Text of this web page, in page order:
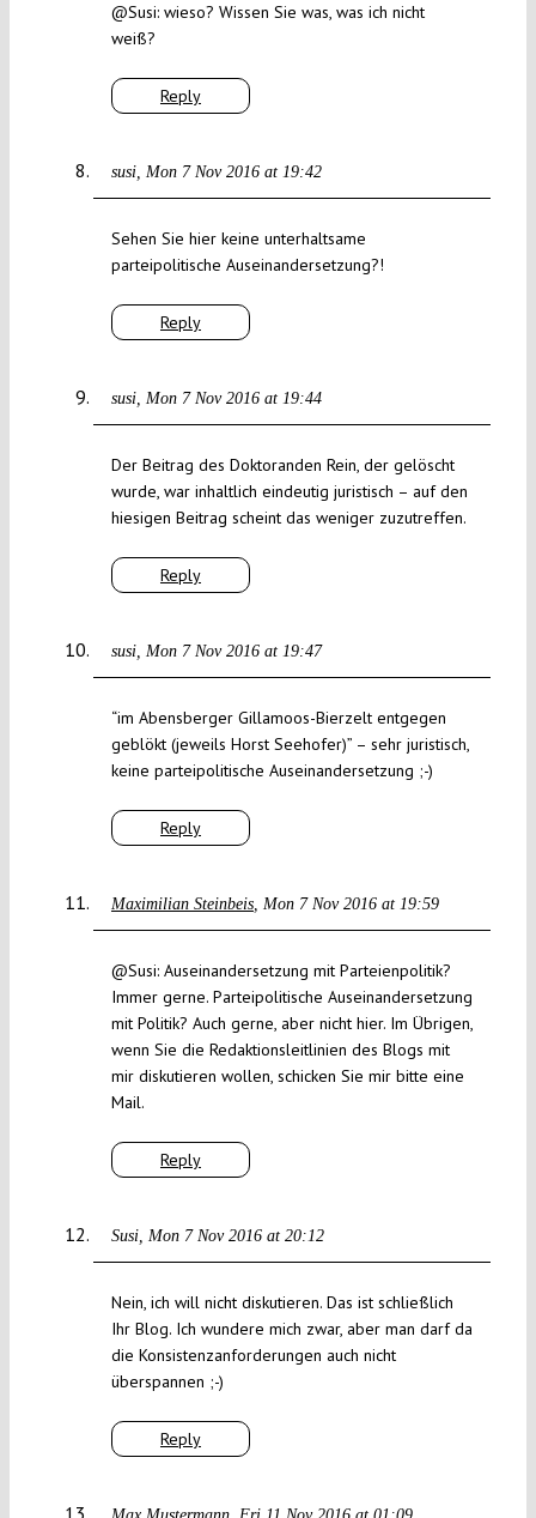
Reply
@Susi: wieso? Wissen Sie was, was ich nicht
weiß?
susi Mon 7 Nov 2016 at 19:42
Reply
Sehen Sie hier keine unterhaltsame
parteipolitische Auseinandersetzung?!
susi Mon 7 Nov 2016 at 19:44
Reply
Der Beitrag des Doktoranden Rein, der gelöscht
wurde, war inhaltlich eindeutig juristisch – auf den
hiesigen Beitrag scheint das weniger zuzutreffen.
susi Mon 7 Nov 2016 at 19:47
Reply
“im Abensberger Gillamoos-Bierzelt entgegen
geblökt (jeweils Horst Seehofer)” – sehr juristisch,
keine parteipolitische Auseinandersetzung ;-)
Maximilian Steinbeis Mon 7 Nov 2016 at 19:59
Reply
@Susi: Auseinandersetzung mit Parteienpolitik?
Immer gerne. Parteipolitische Auseinandersetzung
mit Politik? Auch gerne, aber nicht hier. Im Übrigen,
wenn Sie die Redaktionsleitlinien des Blogs mit
mir diskutieren wollen, schicken Sie mir bitte eine
Mail.
Susi Mon 7 Nov 2016 at 20:12
Reply
Nein, ich will nicht diskutieren. Das ist schließlich
Ihr Blog. Ich wundere mich zwar, aber man darf da
die Konsistenzanforderungen auch nicht
überspannen ;-)